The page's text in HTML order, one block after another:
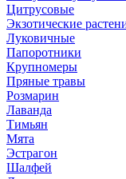
Цитрусовые
Экзотические
Луковичные
Папоротники
Крупномеры
Пряные травы
Розмарин
Лаванда
Тимьян
Мята
Эстрагон
Шалфей